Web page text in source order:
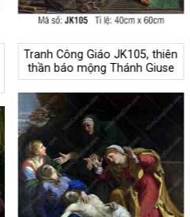
Tranh Công Giáo JK105, thiên
thần báo mộng Thánh Giuse